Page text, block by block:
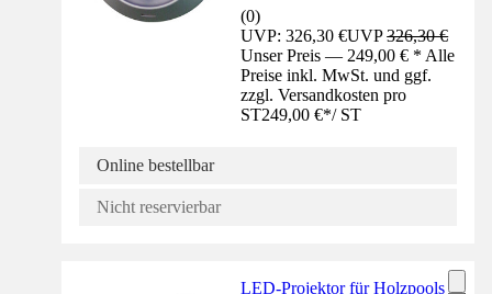
(0)
UVP: 326,30 €UVP326,30 €
Unser Preis — 249,00 € * Alle
Preise inkl. MwSt. und ggf.
zzgl. Versandkosten pro
ST249,00 €*/ ST
Online bestellbar
Nicht reservierbar
LED-Projektor für Holzpools